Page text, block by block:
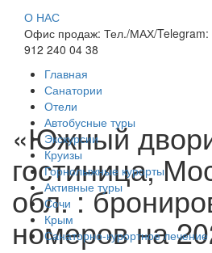
О НАС
Офис продаж: Тел./МАХ/Telegram:
912 240 04 38
Главная
Санатории
Отели
Автобусные туры
Экскурсии
Круизы
Горнолыжные курорты
Активные туры
Сочи
Крым
Санаторно-курортное лечение
«Южный
гостиница,
обл. :
номеров на